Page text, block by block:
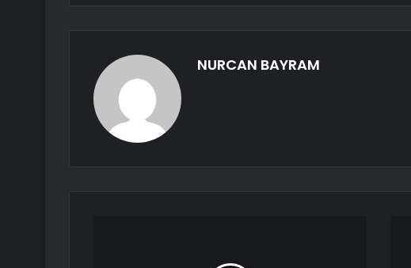
NURCAN BAYRAM